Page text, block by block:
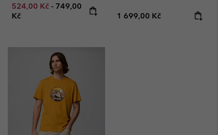
Minimum sale price:
524,00 Kč - Maximum price:
749,00
Kč
Regular price:
1 699,00 Kč